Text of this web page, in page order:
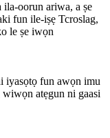
oorun ariwa, a ṣe
fun ile-iṣẹ Tcroslag,
le ṣe iwọn
iyasọtọ fun awọn imu
atẹgun ni gaasi